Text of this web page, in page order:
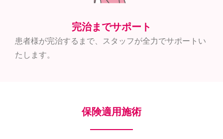
完治までサポート
患者様が完治するまで、スタッフが全力でサポートい
たします。
保険適用施術